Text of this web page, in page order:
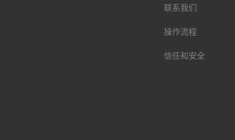
联系我们
操作流程
信任和安全